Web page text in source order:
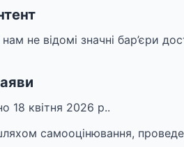
нам не відомі значні бар’єри
18 квітня 2026 р..
самооцінювання,